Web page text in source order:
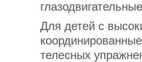
Для детей с
телесных